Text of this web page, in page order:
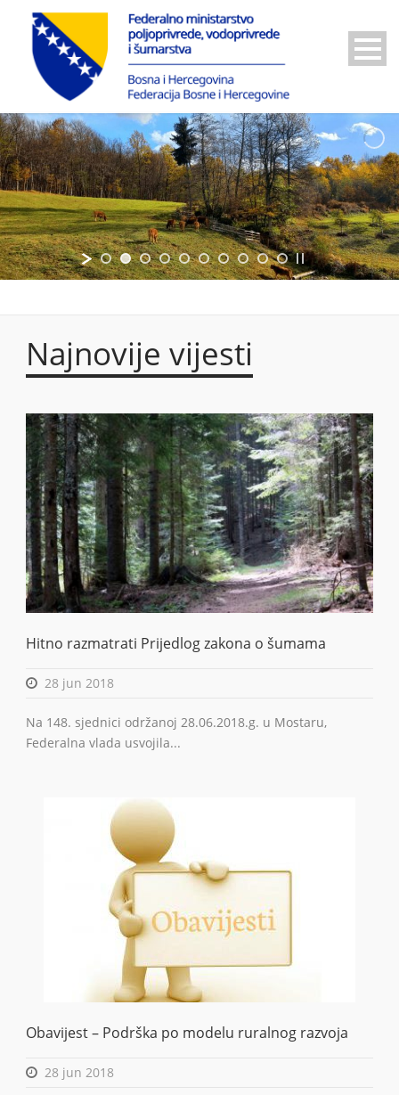
BiH
Najnovije vijesti
Hitno razmatrati Prijedlog zakona o šumama
28 jun 2018
Na 148. sjednici održanoj 28.06.2018.g. u Mostaru,
Federalna vlada usvojila...
Obavijest – Podrška po modelu ruralnog razvoja
28 jun 2018